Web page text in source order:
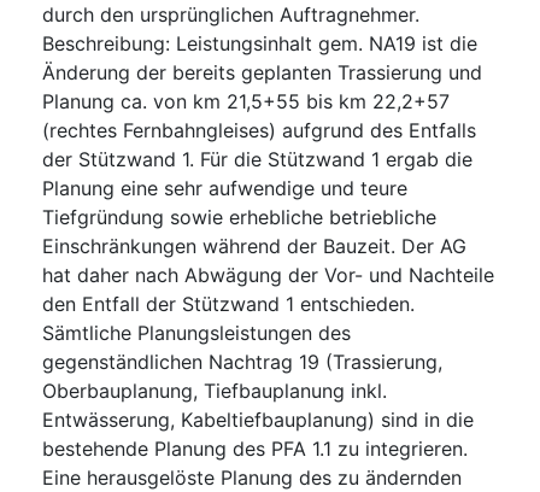
durch den ursprünglichen Auftragnehmer.
Beschreibung: Leistungsinhalt gem. NA19 ist die
Änderung der bereits geplanten Trassierung und
Planung ca. von km 21,5+55 bis km 22,2+57
(rechtes Fernbahngleises) aufgrund des Entfalls
der Stützwand 1. Für die Stützwand 1 ergab die
Planung eine sehr aufwendige und teure
Tiefgründung sowie erhebliche betriebliche
Einschränkungen während der Bauzeit. Der AG
hat daher nach Abwägung der Vor- und Nachteile
den Entfall der Stützwand 1 entschieden.
Sämtliche Planungsleistungen des
gegenständlichen Nachtrag 19 (Trassierung,
Oberbauplanung, Tiefbauplanung inkl.
Entwässerung, Kabeltiefbauplanung) sind in die
bestehende Planung des PFA 1.1 zu integrieren.
Eine herausgelöste Planung des zu ändernden